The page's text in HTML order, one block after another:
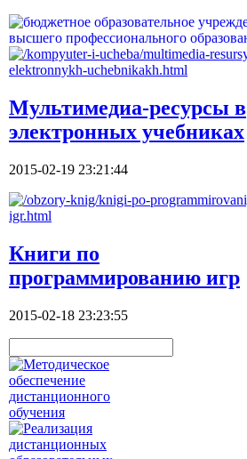
Мультимедиа-ресурсы в
электронных учебниках
2015-02-19 23:21:44
Книги по
программированию игр
2015-02-18 23:23:55